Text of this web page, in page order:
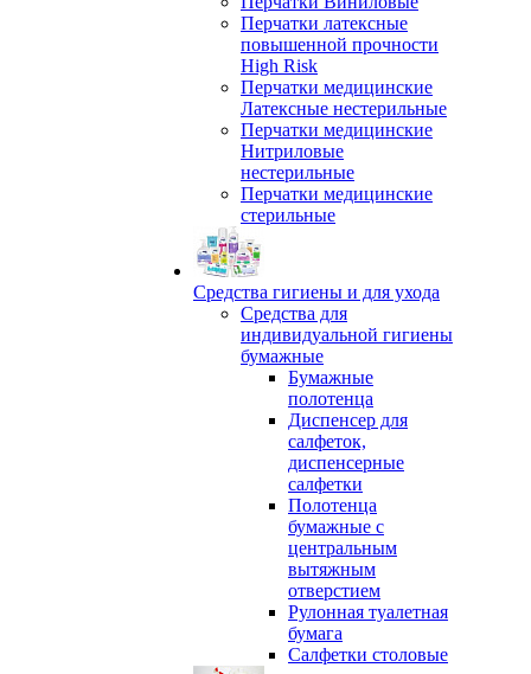
Перчатки латексные
повышенной прочности
High Risk
Перчатки медицинские
Латексные нестерильные
Перчатки медицинские
Нитриловые
нестерильные
Перчатки медицинские
стерильные
Средства гигиены и для ухода
Средства для
индивидуальной гигиены
бумажные
Бумажные
полотенца
Диспенсер для
салфеток,
диспенсерные
салфетки
Полотенца
бумажные с
центральным
вытяжным
отверстием
Рулонная туалетная
бумага
Салфетки столовые